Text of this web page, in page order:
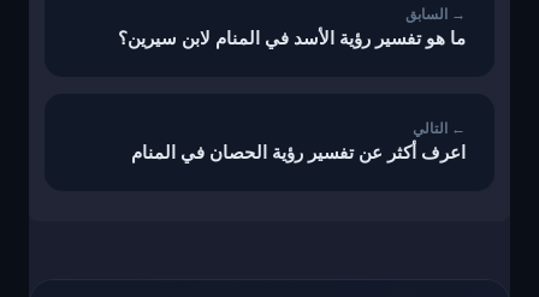
ما هو تفسير رؤية الأسد في المنام لابن سيرين؟
اعرف أكثر عن تفسير رؤية الحصان في المنام